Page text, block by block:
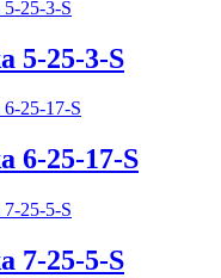
5-25-3-S
6-25-17-S
7-25-5-S